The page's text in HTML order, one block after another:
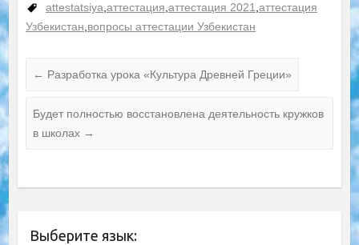
attestatsiya,аттестация,аттестация 2021,аттестация
Узбекистан,вопросы аттестации Узбекистан
← Разработка урока «Культура Древней Греции»
Будет полностью восстановлена ​​деятельность кружков
в школах →
Выберите язык: